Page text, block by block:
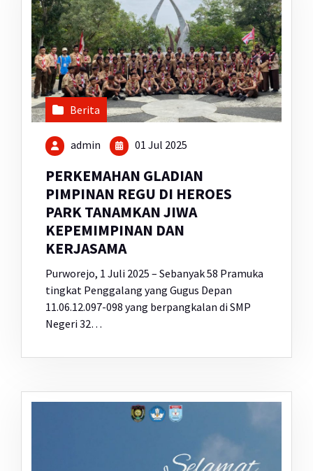
Berita
admin 01 Jul 2025
PERKEMAHAN GLADIAN
PIMPINAN REGU DI HEROES
PARK TANAMKAN JIWA
KEPEMIMPINAN DAN
KERJASAMA
Purworejo, 1 Juli 2025 – Sebanyak 58 Pramuka
tingkat Penggalang yang Gugus Depan
11.06.12.097-098 yang berpangkalan di SMP
Negeri 32…